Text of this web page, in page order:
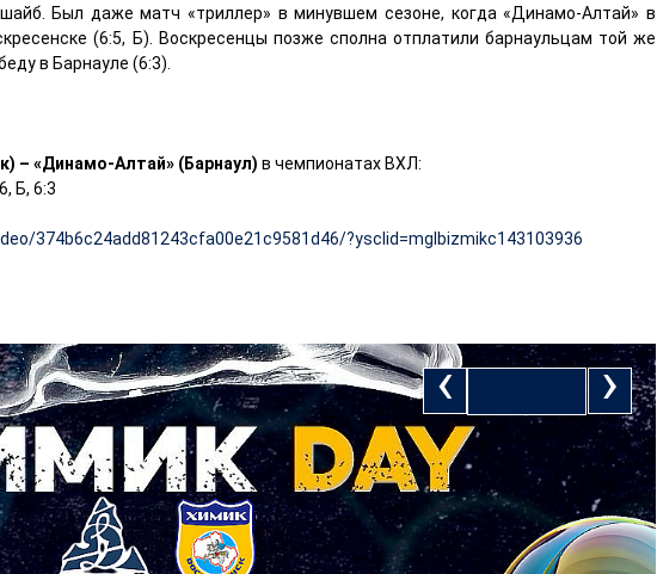
Был даже матч «триллер» в минувшем сезоне, когда «Динамо-Алтай» в
(6:5, Б). Воскресенцы позже сполна отплатили барнаульцам той же
в Барнауле (6:3).
– «Динамо-Алтай» (Барнаул) в чемпионатах ВХЛ:
Б, 6:3
374b6c24add81243cfa00e21c9581d46/?ysclid=mglbizmikc143103936
‹ ›